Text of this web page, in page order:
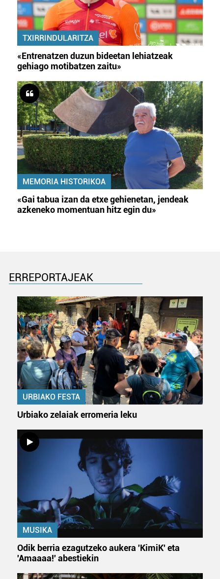
TXIRRINDULARITZA
«Entrenatzen duzun bideetan lehiatzeak
gehiago motibatzen zaitu»
MEMORIA HISTORIKOA
«Gai tabua izan da etxe gehienetan, jendeak
azkeneko momentuan hitz egin du»
ERREPORTAJEAK
URBIAKO FESTA
Urbiako zelaiak erromeria leku
MUSIKA
Odik berria ezagutzeko aukera 'KimiK' eta
'Amaaaa!' abestiekin